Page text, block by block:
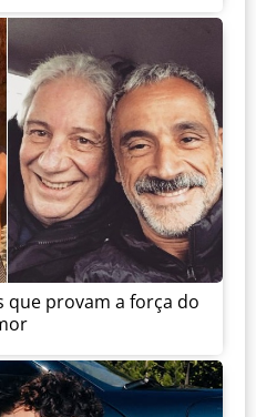
que provam a força do